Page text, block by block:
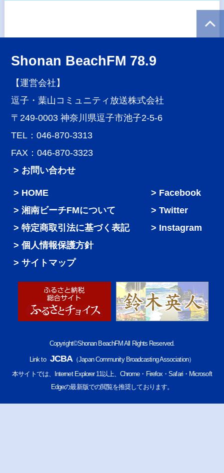
Shonan BeachFM 78.9
【運営会社】
逗子・葉山コミュニティ放送株式会社
〒249-0003 神奈川県逗子市池子2-5-6
TEL：046-870-3313
FAX：046-870-3323
> お問い合わせ
HOME
湘南ビーチFMについて
特定商取引法に基づく表記
個人情報保護方針
サイトマップ
Facebook
Twitter
Instagram
Copyright©Shonan BeachFM All Rights Reserved.
Link to JCBA（Japan Community Broadcasting Association）
本サイトでは、Internet Explorer 11以上、Chrome・Firefox・Safari・Microsoft
Edgeの最新版での閲覧を推奨しております。